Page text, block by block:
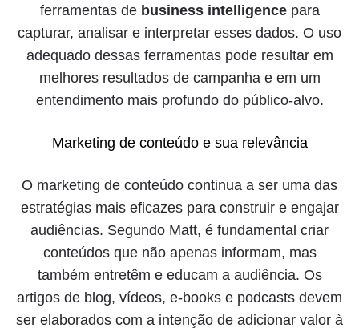
ferramentas de business intelligencepara
capturar, analisar e interpretar esses dados. O uso
adequado dessas ferramentas pode resultar em
melhores resultados de campanha e em um
entendimento mais profundo do público-alvo.
Marketing de conteúdo e sua relevância
O marketing de conteúdo continua a ser uma das
estratégias mais eficazes para construir e engajar
audiências. Segundo Matt, é fundamental criar
conteúdos que não apenas informam, mas
também entretêm e educam a audiência. Os
artigos de blog, vídeos, e-books e podcasts devem
ser elaborados com a intenção de adicionar valor à